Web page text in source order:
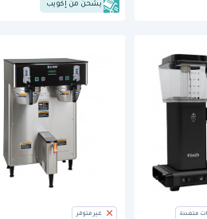
يشحن من إكويب
متعددة غير متوفر